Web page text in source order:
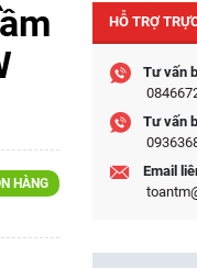
HÀNG
HỖ TRỢ
Tư vấn
Tư vấn
Email